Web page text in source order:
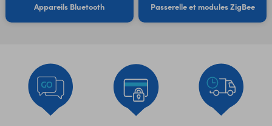
Appareils Bluetooth Passerelle et modules ZigBee